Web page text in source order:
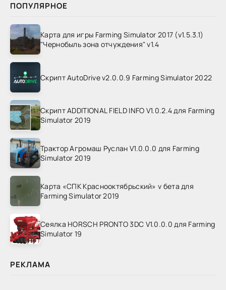
ПОПУЛЯРНОЕ
Карта для игры Farming Simulator 2017 (v1.5.3.1)
"Чернобыль зона отчуждения" v1.4
Скрипт AutoDrive v2.0.0.9 Farming Simulator 2022
Скрипт ADDITIONAL FIELD INFO V1.0.2.4 для Farming
Simulator 2019
Трактор Агромаш Руслан V1.0.0.0 для Farming
Simulator 2019
Карта «СПК Краснооктябрьский» v бета для
Farming Simulator 2019
Сеялка HORSCH PRONTO 3DC V1.0.0.0 для Farming
Simulator 19
РЕКЛАМА